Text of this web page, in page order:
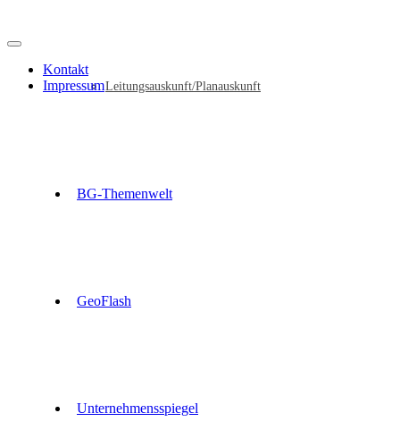
Leitungsauskunft/Planauskunft
BG-Themenwelt
GeoFlash
Unternehmensspiegel
Kontakt
Impressum